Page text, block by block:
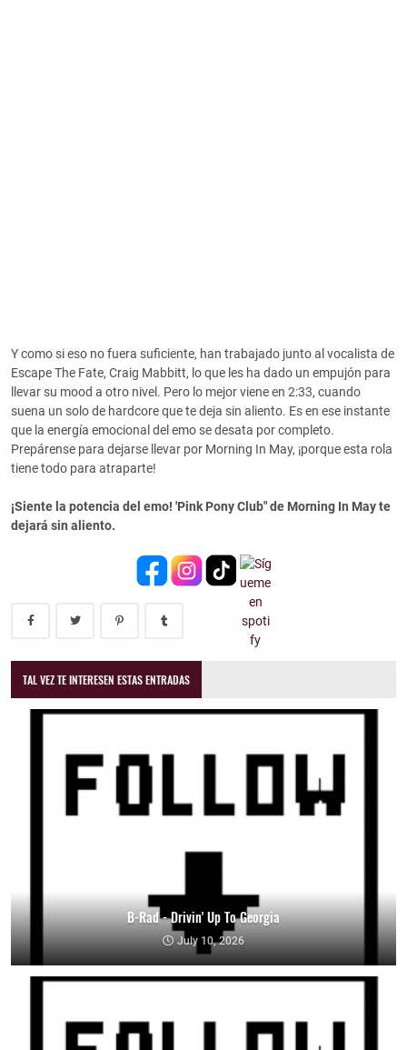
Y como si eso no fuera suficiente, han trabajado junto al vocalista de
Escape The Fate, Craig Mabbitt, lo que les ha dado un empujón para
llevar su mood a otro nivel. Pero lo mejor viene en 2:33, cuando
suena un solo de hardcore que te deja sin aliento. Es en ese instante
que la energía emocional del emo se desata por completo.
Prepárense para dejarse llevar por Morning In May, ¡porque esta rola
tiene todo para atraparte!
¡Siente la potencia del emo! 'Pink Pony Club" de Morning In May te
dejará sin aliento.
TAL VEZ TE INTERESEN ESTAS ENTRADAS
B-Rad - Drivin' Up To Georgia
July 10, 2026